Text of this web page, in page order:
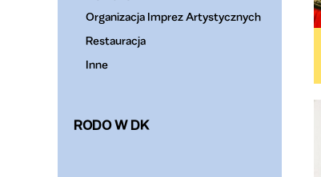
Organizacja Imprez Artystycznych
Restauracja
Inne
RODO W DK